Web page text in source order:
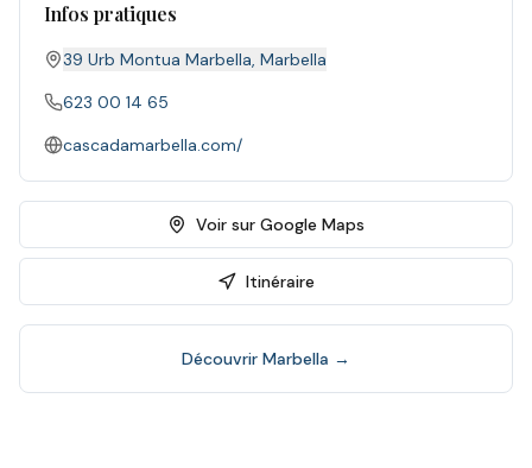
Infos pratiques
39 Urb Montua Marbella, Marbella
623 00 14 65
cascadamarbella.com/
Voir sur Google Maps
Itinéraire
Découvrir Marbella →